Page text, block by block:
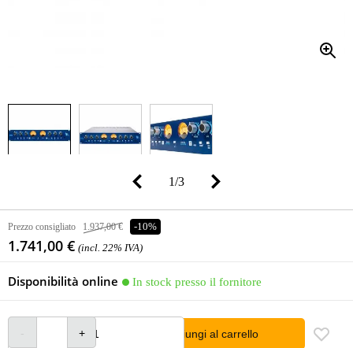
1/3
Prezzo consigliato 1.937,00 € -10%
1.741,00 € (incl. 22% IVA)
Disponibilità online In stock presso il fornitore
Aggiungi al carrello